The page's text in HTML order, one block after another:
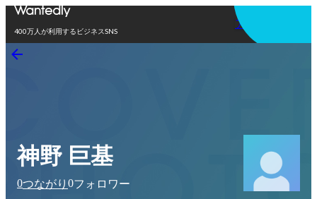
400万人が利用するビジネスSNS
アプリを使う
神野 巨基
0つながり 0フォロワー